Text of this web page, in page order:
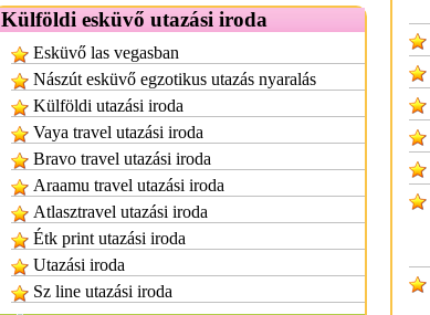
Külföldi esküvő utazási iroda
Esküvő las vegasban
Nászút esküvő egzotikus utazás nyaralás
Külföldi utazási iroda
Vaya travel utazási iroda
Bravo travel utazási iroda
Araamu travel utazási iroda
Atlasztravel utazási iroda
Étk print utazási iroda
Utazási iroda
Sz line utazási iroda